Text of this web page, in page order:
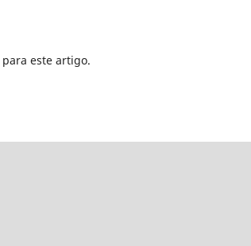
para este artigo.